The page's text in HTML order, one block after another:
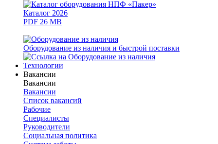
Каталог 2026
PDF 26 MB
Оборудование из наличия и быстрой поставки
Технологии
Вакансии
Вакансии
Вакансии
Список вакансий
Рабочие
Специалисты
Руководители
Cоциальная политика